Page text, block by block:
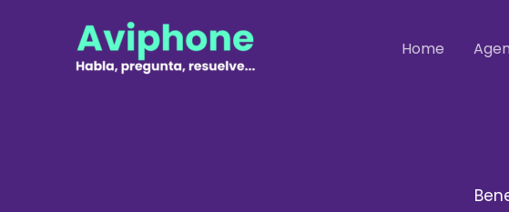
contenido
Home